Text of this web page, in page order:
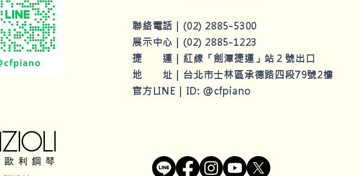
聯絡電話｜ (02) 2885-5300
展示中心｜ (02) 2885-1223
捷 運｜紅線「劍潭捷運」站２ 號出口
地 址｜ 台北市士林區承德路四段79號2樓
官方LINE｜ID: @cfpiano